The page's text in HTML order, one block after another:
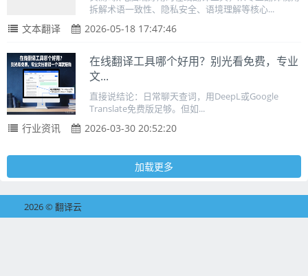
拆解术语一致性、隐私安全、语境理解等核心...
文本翻译 2026-05-18 17:47:46
在线翻译工具哪个好用？别光看免费，专业
文...
直接说结论：日常聊天查词，用DeepL或Google
Translate免费版足够。但如...
行业资讯 2026-03-30 20:52:20
加载更多
2026 © 翻译云